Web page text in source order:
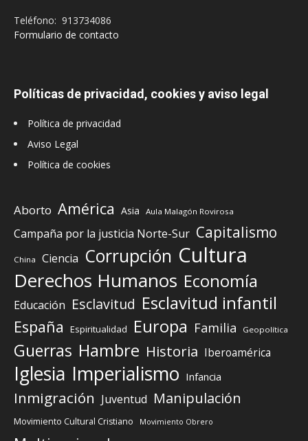
Teléfono: 913734086
Formulario de contacto
Políticas de privacidad, cookies y aviso legal
Política de privacidad
Aviso Legal
Política de cookies
Aborto América Asia Aula Malagón Rovirosa
Campaña por la justicia Norte-Sur Capitalismo
China Ciencia Corrupción Cultura
Derechos Humanos Economía
Educación Esclavitud Esclavitud infantil
España Espiritualidad Europa Familia Geopolítica
Guerras Hambre Historia Iberoamérica
Iglesia Imperialismo Infancia
Inmigración Juventud Manipulación
Movimiento Cultural Cristiano Movimiento Obrero